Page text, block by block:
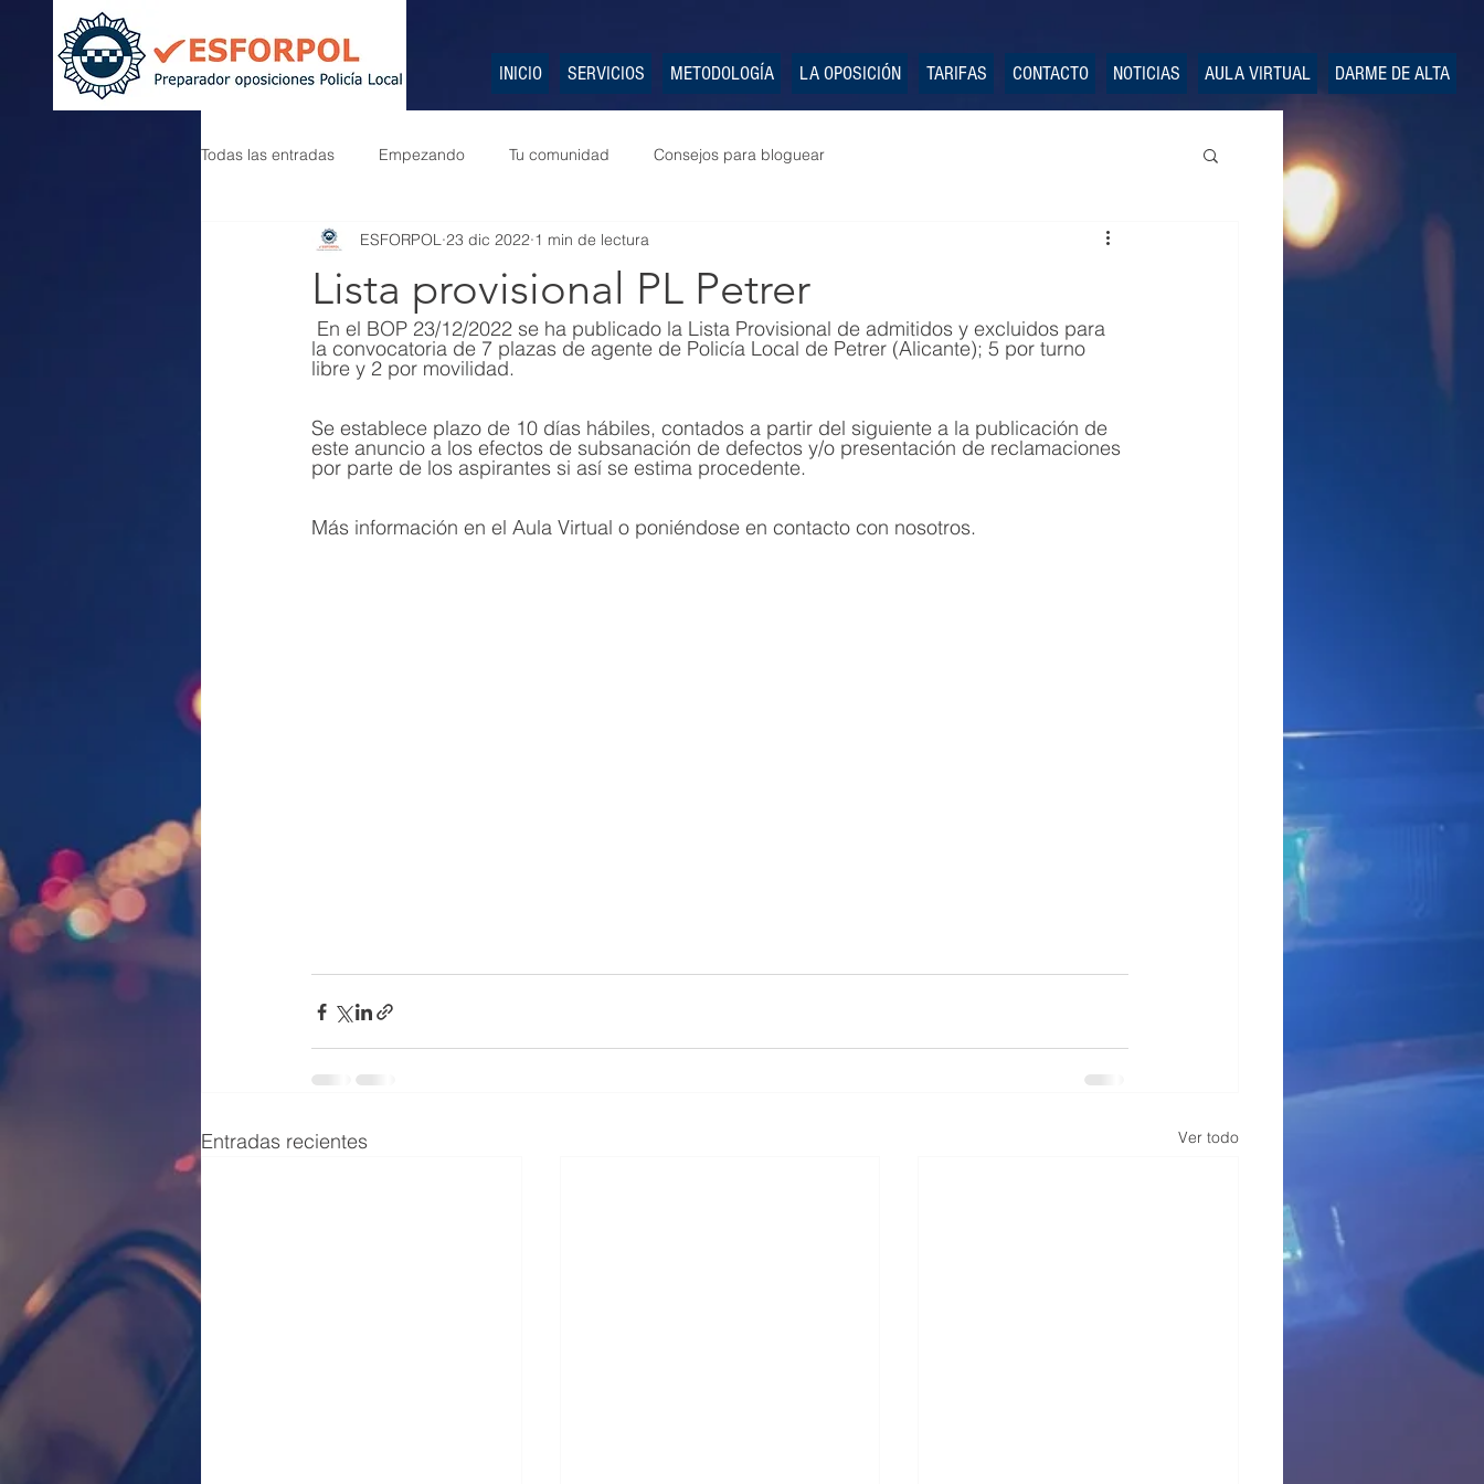
INICIO SERVICIOS METODOLOGÍA LA OPOSICIÓN TARIFAS CONTACTO NOTICIAS AULA VIRTUAL DARME DE ALTA
Todas las entradas Empezando Tu comunidad Consejos para bloguear
Lista provisional PL Petrer
ESFORPOL 23 dic 2022 1 min de lectura
la convocatoria de 7 plazas de agente de Policía Local de Petrer (Alicante); 5 por turno
libre y 2 por movilidad.
Se establece plazo de 10 días hábiles, contados a partir del siguiente a la publicación de
este anuncio a los efectos de subsanación de defectos y/o presentación de reclamaciones
por parte de los aspirantes si así se estima procedente.
Más información en el Aula Virtual o poniéndose en contacto con nosotros.
Entradas recientes Ver todo